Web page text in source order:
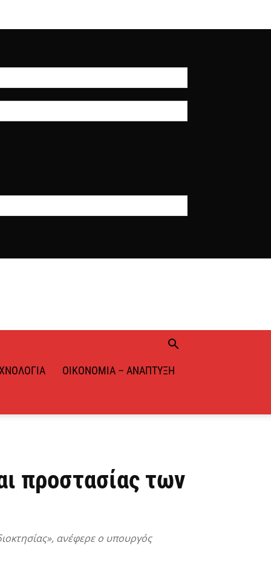
ΟΙΚΟΝΟΜΊΑ – ΑΝΆΠΤΥΞΗ
προστασίας των
ανέφερε ο υπουργός